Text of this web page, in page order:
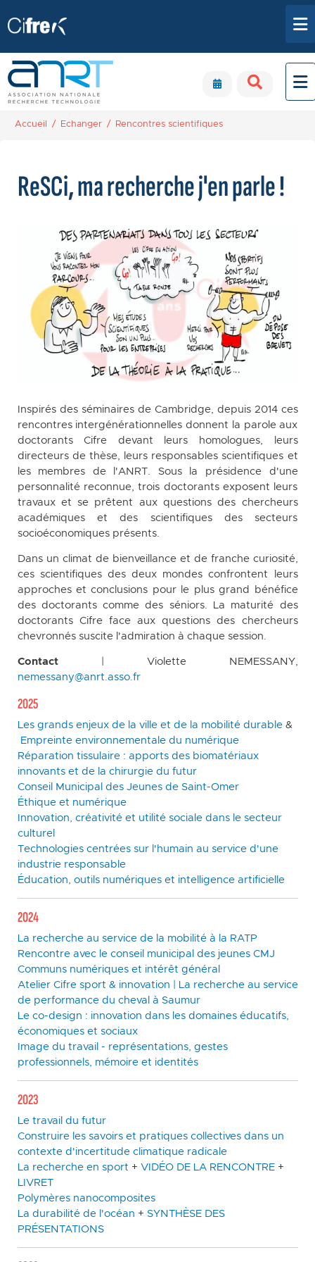
Accueil Echanger Rencontres scientifiques
ReSCi, ma recherche j'en parle !
Inspirés des séminaires de Cambridge, depuis 2014 ces
rencontres intergénérationnelles donnent la parole aux
doctorants Cifre devant leurs homologues, leurs
directeurs de thèse, leurs responsables scientifiques et
les membres de l'ANRT. Sous la présidence d'une
personnalité reconnue, trois doctorants exposent leurs
travaux et se prêtent aux questions des chercheurs
académiques et des scientifiques des secteurs
socioéconomiques présents.
Dans un climat de bienveillance et de franche curiosité,
ces scientifiques des deux mondes confrontent leurs
approches et conclusions pour le plus grand bénéfice
des doctorants comme des séniors. La maturité des
doctorants Cifre face aux questions des chercheurs
chevronnés suscite l'admiration à chaque session.
Contact
| Violette NEMESSANY,
nemessany@anrt.asso.fr
2025
Les grands enjeux de la ville et de la mobilité durable&
Empreinte environnementale du numérique
Réparation tissulaire : apports des biomatériaux
innovants et de la chirurgie du futur
Conseil Municipal des Jeunes de Saint-Omer
Éthique et numérique
Innovation, créativité et utilité sociale dans le secteur
culturel
Technologies centrées sur l'humain au service d'une
industrie responsable
Éducation, outils numériques et intelligence artificielle
2024
La recherche au service de la mobilité à la RATP
Rencontre avec le conseil municipal des jeunes CMJ
Communs numériques et intérêt général
Atelier Cifre sport & innovation | La recherche au service
de performance du cheval à Saumur
Le co-design : innovation dans les domaines éducatifs,
économiques et sociaux
Image du travail - représentations, gestes
professionnels, mémoire et identités
2023
Le travail du futur
Construire les savoirs et pratiques collectives dans un
contexte d'incertitude climatique radicale
La recherche en sport + VIDÉO DE LA RENCONTRE+
LIVRET
Polymères nanocomposites
La durabilité de l'océan + SYNTHÈSE DES
PRÉSENTATIONS